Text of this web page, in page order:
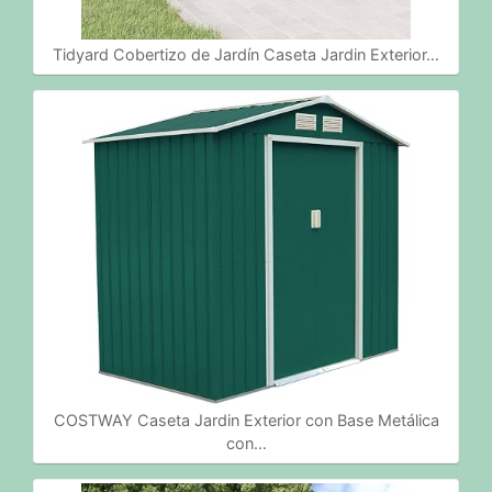
Tidyard Cobertizo de Jardín Caseta Jardin Exterior…
COSTWAY Caseta Jardin Exterior con Base Metálica
con…